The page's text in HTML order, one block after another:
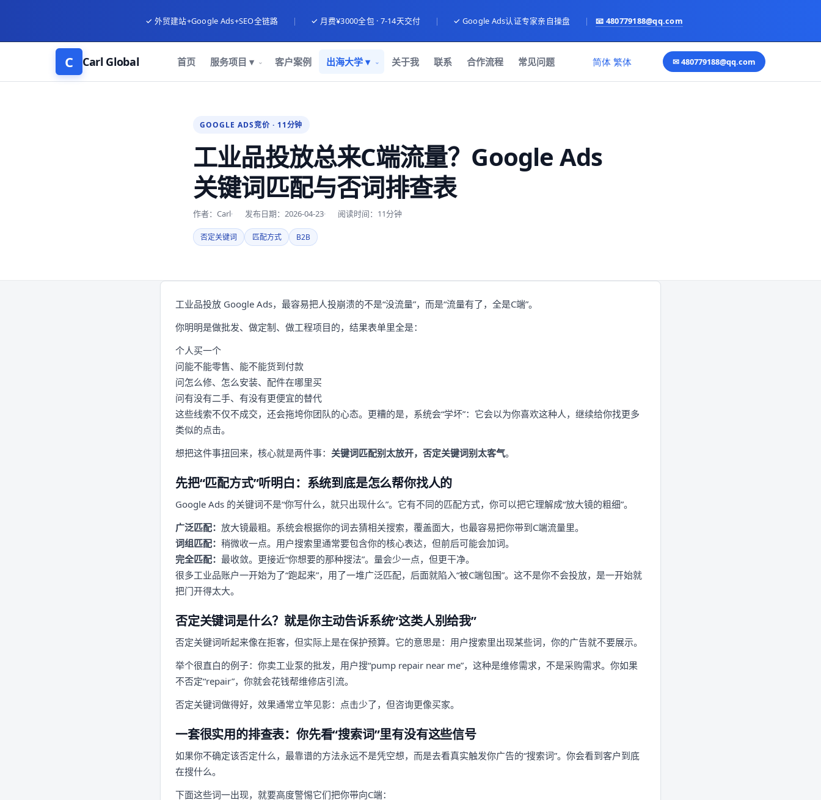
✓ 外贸建站+Google Ads+SEO全链路 | ✓ 月费¥3000全包 · 7-14天交付 | ✓ Google Ads认证专家亲自操盘 | 📧 480779188@qq.com
C Carl Global 首页 服务项目 ▾ 客户案例 出海大学 ▾ 关于我 联系 合作流程 常见问题 语言
简体 繁体 ✉480779188@qq.com
GOOGLE ADS竞价 · 11分钟
工业品投放总来C端流量？Google Ads
关键词匹配与否词排查表
作者：Carl 发布日期：2026-04-23 阅读时间：11分钟
否定关键词 匹配方式 B2B
工业品投放 Google Ads，最容易把人投崩溃的不是“没流量”，而是“流量有了，全是C端”。
你明明是做批发、做定制、做工程项目的，结果表单里全是：
个人买一个
问能不能零售、能不能货到付款
问怎么修、怎么安装、配件在哪里买
问有没有二手、有没有更便宜的替代
这些线索不仅不成交，还会拖垮你团队的心态。更糟的是，系统会“学坏”：它会以为你喜欢这种人，继续给你找更多
类似的点击。
想把这件事扭回来，核心就是两件事： 关键词匹配别太放开，否定关键词别太客气。
先把“匹配方式”听明白：系统到底是怎么帮你找人的
Google Ads 的关键词不是“你写什么，就只出现什么”。它有不同的匹配方式，你可以把它理解成“放大镜的粗细”。
广泛匹配： 放大镜最粗。系统会根据你的词去猜相关搜索，覆盖面大，也最容易把你带到C端流量里。
词组匹配： 稍微收一点。用户搜索里通常要包含你的核心表达，但前后可能会加词。
完全匹配： 最收敛。更接近“你想要的那种搜法”。量会少一点，但更干净。
很多工业品账户一开始为了“跑起来”，用了一堆广泛匹配，后面就陷入“被C端包围”。这不是你不会投放，是一开始就
把门开得太大。
否定关键词是什么？就是你主动告诉系统“这类人别给我”
否定关键词听起来像在拒客，但实际上是在保护预算。它的意思是：用户搜索里出现某些词，你的广告就不要展示。
举个很直白的例子：你卖工业泵的批发，用户搜“pump repair near me”，这种是维修需求，不是采购需求。你如果
不否定“repair”，你就会花钱帮维修店引流。
否定关键词做得好，效果通常立竿见影：点击少了，但咨询更像买家。
一套很实用的排查表：你先看“搜索词”里有没有这些信号
如果你不确定该否定什么，最靠谱的方法永远不是凭空想，而是去看真实触发你广告的“搜索词”。你会看到客户到底
在搜什么。
下面这些词一出现，就要高度警惕它们把你带向C端：